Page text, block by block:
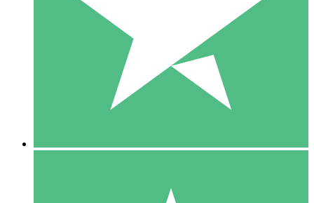
1 Téléchargement
10 00
10 Téléchargements